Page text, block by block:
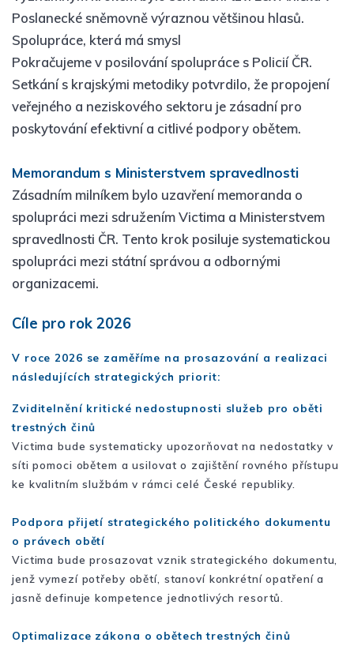
Poslanecké sněmovně výraznou většinou hlasů.
Spolupráce, která má smysl
Pokračujeme v posilování spolupráce s Policií ČR.
Setkání s krajskými metodiky potvrdilo, že propojení
veřejného a neziskového sektoru je zásadní pro
poskytování efektivní a citlivé podpory obětem.
Memorandum s Ministerstvem spravedlnosti
Zásadním milníkem bylo uzavření memoranda o
spolupráci mezi sdružením Victima a Ministerstvem
spravedlnosti ČR. Tento krok posiluje systematickou
spolupráci mezi státní správou a odbornými
organizacemi.
Cíle pro rok 2026
V roce 2026 se zaměříme na prosazování a realizaci
následujících strategických priorit:
Zviditelnění kritické nedostupnosti služeb pro oběti
trestných činů
Victima bude systematicky upozorňovat na nedostatky v
síti pomoci obětem a usilovat o zajištění rovného přístupu
ke kvalitním službám v rámci celé České republiky.
Podpora přijetí strategického politického dokumentu
o právech obětí
Victima bude prosazovat vznik strategického dokumentu,
jenž vymezí potřeby obětí, stanoví konkrétní opatření a
jasně definuje kompetence jednotlivých resortů.
Optimalizace zákona o obětech trestných činů